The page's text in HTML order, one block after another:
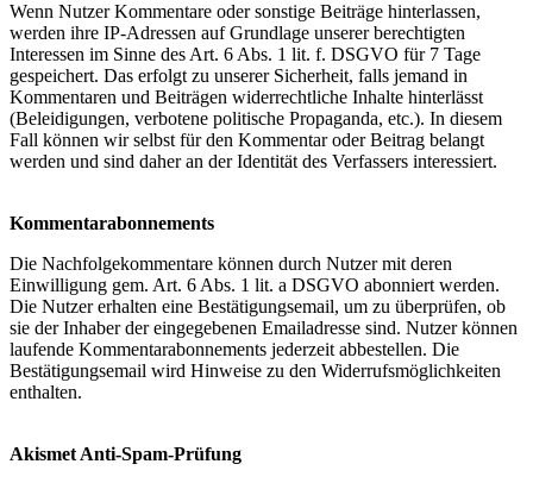
Wenn Nutzer Kommentare oder sonstige Beiträge hinterlassen,
werden ihre IP-Adressen auf Grundlage unserer berechtigten
Interessen im Sinne des Art. 6 Abs. 1 lit. f. DSGVO für 7 Tage
gespeichert. Das erfolgt zu unserer Sicherheit, falls jemand in
Kommentaren und Beiträgen widerrechtliche Inhalte hinterlässt
(Beleidigungen, verbotene politische Propaganda, etc.). In diesem
Fall können wir selbst für den Kommentar oder Beitrag belangt
werden und sind daher an der Identität des Verfassers interessiert.
Kommentarabonnements
Die Nachfolgekommentare können durch Nutzer mit deren
Einwilligung gem. Art. 6 Abs. 1 lit. a DSGVO abonniert werden.
Die Nutzer erhalten eine Bestätigungsemail, um zu überprüfen, ob
sie der Inhaber der eingegebenen Emailadresse sind. Nutzer können
laufende Kommentarabonnements jederzeit abbestellen. Die
Bestätigungsemail wird Hinweise zu den Widerrufsmöglichkeiten
enthalten.
Akismet Anti-Spam-Prüfung